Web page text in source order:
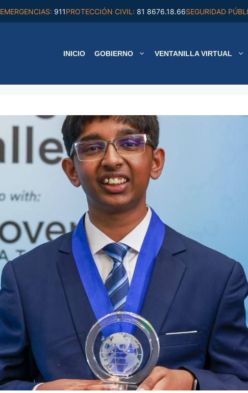
EMERGENCIAS: 911PROTECCIÓN CIVIL: 81 8676.18.66SEGURIDAD
INICIO GOBIERNO VENTANILLA VIRTUAL